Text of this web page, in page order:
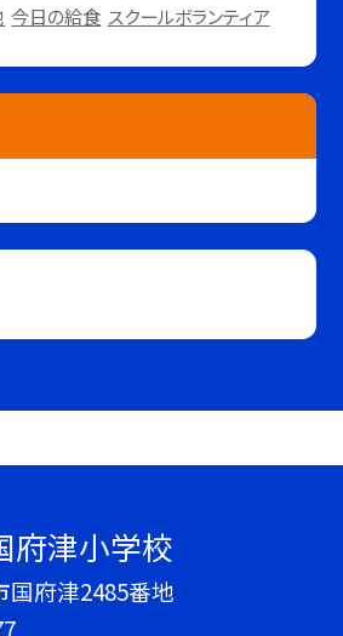
今日の給食 スクールボランティア
府津小学校
府津2485番地